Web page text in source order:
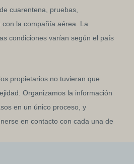
cuarentena, pruebas,
la compañía aérea. La
condiciones varían según el país
propietarios no tuvieran que
Organizamos la información
en un único proceso, y
en contacto con cada una de